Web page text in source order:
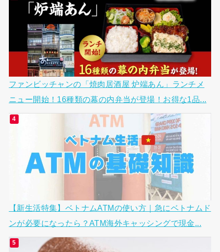
ファンビッチャンの「焼肉居酒屋 炉端あん」ランチメ
ニュー開始！16種類の幕の内弁当が登場！お得な1品...
【新生活特集】ベトナムATMの使い方｜急にベトナムド
ンが必要になったら？ATM海外キャッシングで現金...